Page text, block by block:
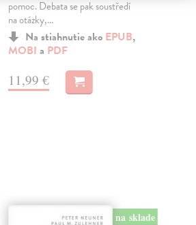
pomoc. Debata se pak soustředí
na otázky,...
Na stiahnutie ako EPUB,
MOBI a PDF
11,99 €
na sklade